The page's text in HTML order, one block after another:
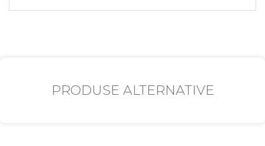
PRODUSE ALTERNATIVE